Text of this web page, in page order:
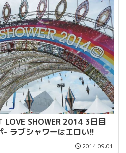
LOVE SHOWER 2014 3日目
ラブシャワーはエロい!!
2014.09.01